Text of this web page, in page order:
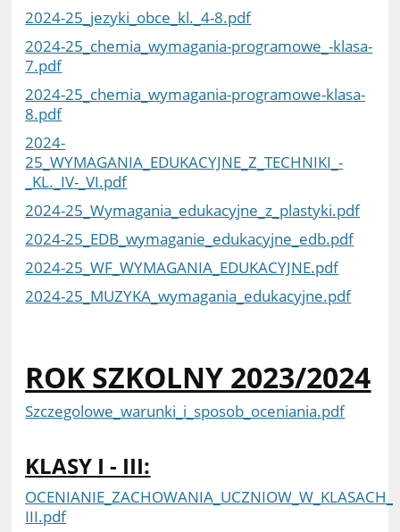
2024-25_jezyki_obce_kl._4-8.pdf
2024-25_chemia_wymagania-programowe_-klasa-
7.pdf
2024-25_chemia_wymagania-programowe-klasa-
8.pdf
2024-
25_WYMAGANIA_EDUKACYJNE_Z_TECHNIKI_-
_KL._IV-_VI.pdf
2024-25_Wymagania_edukacyjne_z_plastyki.pdf
2024-25_EDB_wymaganie_edukacyjne_edb.pdf
2024-25_WF_WYMAGANIA_EDUKACYJNE.pdf
2024-25_MUZYKA_wymagania_edukacyjne.pdf
ROK SZKOLNY 2023/2024
Szczegolowe_warunki_i_sposob_oceniania.pdf
KLASY I - III:
III.pdf